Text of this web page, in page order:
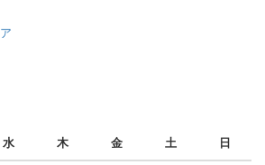
水 木 金 土 日